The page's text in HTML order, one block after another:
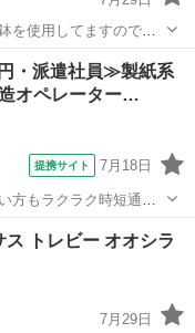
を使用してますので、
防のためにオルトラン
3株入っています。 植
ンステラ
・派遣社員≫製紙系
オペレーター…
提携サイト 7月18日
方もラクラク時短通
業/未経験者歓迎/高速代
トレビー オオシラ
7月29日